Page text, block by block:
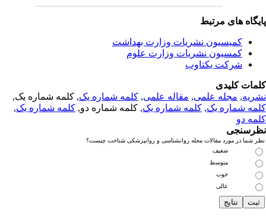
های مرتبط
کمیسیون نشریات وزارت بهداشت
کمسیون نشریات وزارت علوم
شرکت یکتاوب
کلیدی
,مجله علمی, مقاله علمی, کلمه شماره یک, کلمه شماره یک,
شماره یک,کلمه شماره یک, کلمه شماره دو,کلمه شماره یک,
دو
شما در مورد مقالات مجله روانشناسی و روانپزشکی شناخت چیست؟
ضعیف
متوسط
خوب
عالی